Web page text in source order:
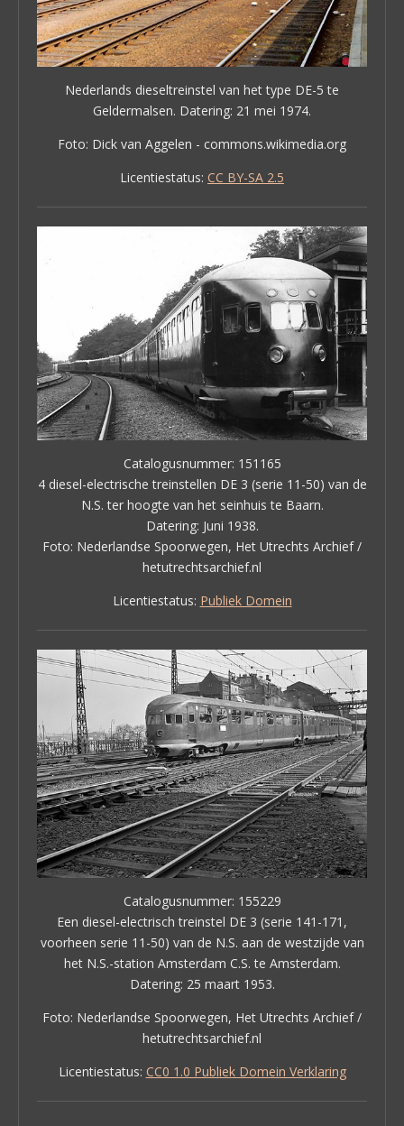
Nederlands dieseltreinstel van het type DE-5 te
Geldermalsen. Datering: 21 mei 1974.
Foto: Dick van Aggelen - commons.wikimedia.org
Licentiestatus: CC BY-SA 2.5
Catalogusnummer: 151165
4 diesel-electrische treinstellen DE 3 (serie 11-50) van de
N.S. ter hoogte van het seinhuis te Baarn.
Datering: Juni 1938.
Foto: Nederlandse Spoorwegen, Het Utrechts Archief /
hetutrechtsarchief.nl
Licentiestatus: Publiek Domein
Catalogusnummer: 155229
Een diesel-electrisch treinstel DE 3 (serie 141-171,
voorheen serie 11-50) van de N.S. aan de westzijde van
het N.S.-station Amsterdam C.S. te Amsterdam.
Datering: 25 maart 1953.
Foto: Nederlandse Spoorwegen, Het Utrechts Archief /
hetutrechtsarchief.nl
Licentiestatus: CC0 1.0 Publiek Domein Verklaring